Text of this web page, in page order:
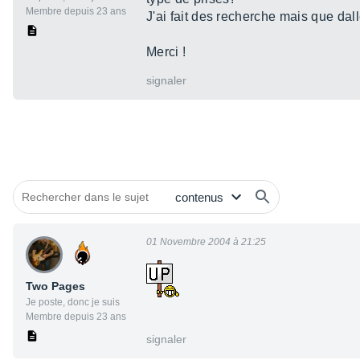
Membre depuis 23 ans
J'ai fait des recherche mais que
Merci !
signaler
Two Pages
Je poste, donc je suis
Membre depuis 23 ans
01 Novembre 2004 à 21:25
signaler